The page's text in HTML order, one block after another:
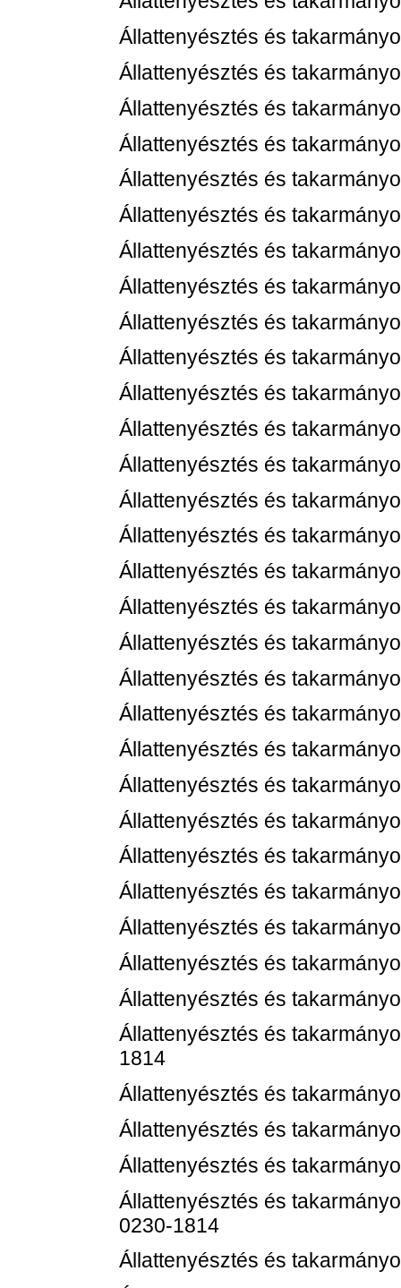
Állattenyésztés és
Állattenyésztés és
Állattenyésztés és
Állattenyésztés és
Állattenyésztés és
Állattenyésztés és
Állattenyésztés és
Állattenyésztés és
Állattenyésztés és
Állattenyésztés és
Állattenyésztés és
Állattenyésztés és
Állattenyésztés és
Állattenyésztés és
Állattenyésztés és
Állattenyésztés és
Állattenyésztés és
Állattenyésztés és
Állattenyésztés és
Állattenyésztés és
Állattenyésztés és
Állattenyésztés és
Állattenyésztés és
Állattenyésztés és
Állattenyésztés és
Állattenyésztés és
Állattenyésztés és
Állattenyésztés és
Állattenyésztés és
1814
Állattenyésztés és
Állattenyésztés és
Állattenyésztés és
Állattenyésztés és
0230-1814
Állattenyésztés és